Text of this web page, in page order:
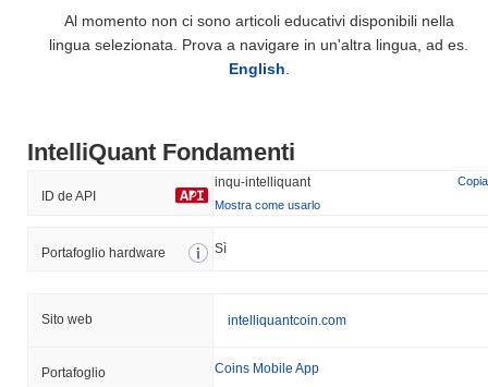
Al momento non ci sono articoli educativi disponibili nella
lingua selezionata. Prova a navigare in un'altra lingua, ad es.
English
IntelliQuant Fondamenti
ID de API
inqu-intelliquant
Copia
Mostra come usarlo
Portafoglio hardware Sì
Sito web intelliquantcoin.com
Portafoglio Coins Mobile App